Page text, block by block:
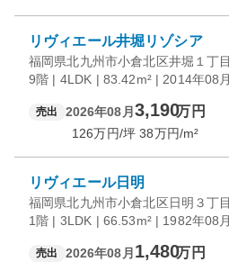
リヴィエール井堀リゾシア
福岡県北九州市小倉北区井堀１丁
9階 | 4LDK | 83.42m² | 2014年08月
売出 2026年08月 3,190万円
126万円/坪 38万円/m²
リヴィエール日明
福岡県北九州市小倉北区日明３丁
1階 | 3LDK | 66.53m² | 1982年08月
売出 2026年08月 1,480万円